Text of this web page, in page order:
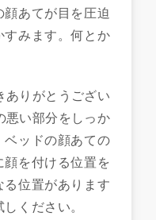
あてが目を圧迫
すみます。何とか
ありがとうござい
悪い部分をしっか
ベッドの顔あての
を付ける位置を
位置があります
しください。